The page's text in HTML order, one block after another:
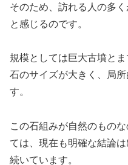
そのため、訪れる人の多
と感じるのです。
規模としては巨大古墳と
石のサイズが大きく、局
す。
この石組みが自然のもの
ては、現在も明確な結論
続いています。